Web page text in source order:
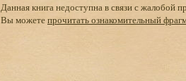
Данная книга недоступна в связи с жалобой
Вы можетепрочитать ознакомительный